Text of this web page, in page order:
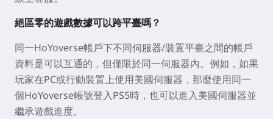
絕區零的遊戲數據可以跨平臺嗎？
同一HoYoverse帳戶下不同伺服器/裝置平臺之間的帳戶
資料是可以互通的，但僅限於同一伺服器內。例如，如果
玩家在PC或行動裝置上使用美國伺服器，那麼使用同一
個HoYoverse帳號登入PS5時，也可以進入美國伺服器並
繼承遊戲進度。